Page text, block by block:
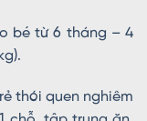
bé từ 6 tháng – 4
thói quen nghiêm